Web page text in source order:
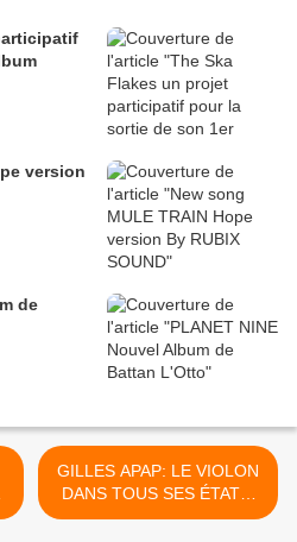
version
de
GILLES APAP: LE VIOLON
DANS TOUS SES ÉTATS,
DU 9 AU 13 MARS à St